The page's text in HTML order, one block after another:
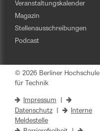
Veranstaltungskalender
Magazin
Stellenausschreibungen
Podcast
© 2026 Berliner Hochschule
für Technik
Impressum
Datenschutz
Interne
Meldestelle